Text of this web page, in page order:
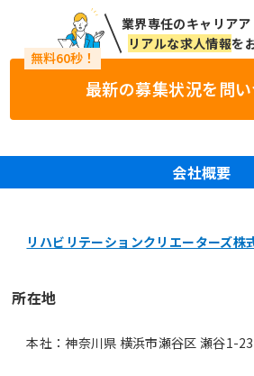
業界専任のキャリア
リアルな求人情報を
最新の募集状況を問
会社概要
リハビリテーションクリエーターズ株
所在地
本社：神奈川県 横浜市瀬谷区 瀬谷1-